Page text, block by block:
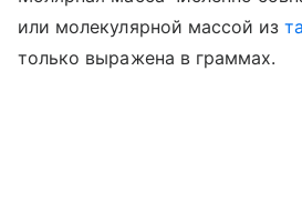
или молекулярной массой из
только выражена в граммах.